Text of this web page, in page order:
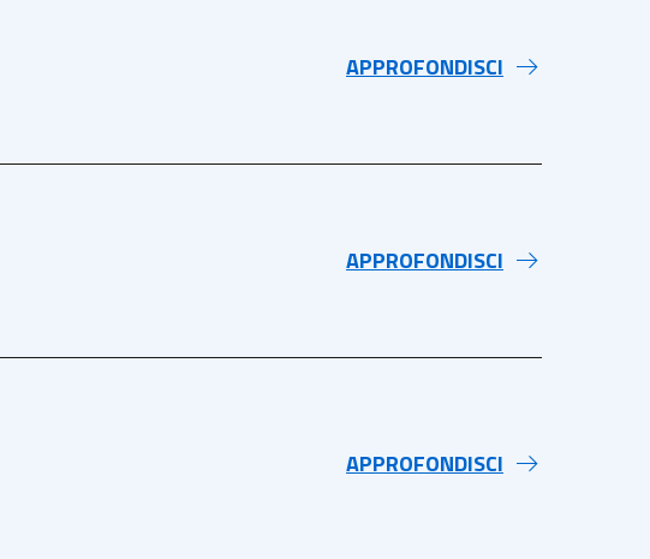
APPROFONDISCI
APPROFONDISCI
APPROFONDISCI